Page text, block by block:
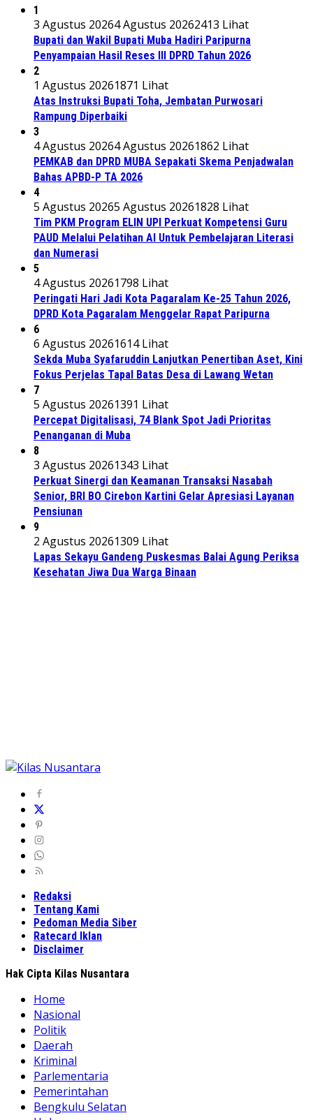
1
3 Agustus 20264 Agustus 20262413 Lihat
Bupati dan Wakil Bupati Muba Hadiri Paripurna
Penyampaian Hasil Reses III DPRD Tahun 2026
2
1 Agustus 20261871 Lihat
Atas Instruksi Bupati Toha, Jembatan Purwosari
Rampung Diperbaiki
3
4 Agustus 20264 Agustus 20261862 Lihat
PEMKAB dan DPRD MUBA Sepakati Skema Penjadwalan
Bahas APBD-P TA 2026
4
5 Agustus 20265 Agustus 20261828 Lihat
Tim PKM Program ELIN UPI Perkuat Kompetensi Guru
PAUD Melalui Pelatihan AI Untuk Pembelajaran Literasi
dan Numerasi
5
4 Agustus 20261798 Lihat
Peringati Hari Jadi Kota Pagaralam Ke-25 Tahun 2026,
DPRD Kota Pagaralam Menggelar Rapat Paripurna
6
6 Agustus 20261614 Lihat
Sekda Muba Syafaruddin Lanjutkan Penertiban Aset, Kini
Fokus Perjelas Tapal Batas Desa di Lawang Wetan
7
5 Agustus 20261391 Lihat
Percepat Digitalisasi, 74 Blank Spot Jadi Prioritas
Penanganan di Muba
8
3 Agustus 20261343 Lihat
Perkuat Sinergi dan Keamanan Transaksi Nasabah
Senior, BRI BO Cirebon Kartini Gelar Apresiasi Layanan
Pensiunan
9
2 Agustus 20261309 Lihat
Lapas Sekayu Gandeng Puskesmas Balai Agung Periksa
Kesehatan Jiwa Dua Warga Binaan
Redaksi
Tentang Kami
Pedoman Media Siber
Ratecard Iklan
Disclaimer
Hak Cipta Kilas Nusantara
Home
Nasional
Politik
Daerah
Kriminal
Parlementaria
Pemerintahan
Bengkulu Selatan